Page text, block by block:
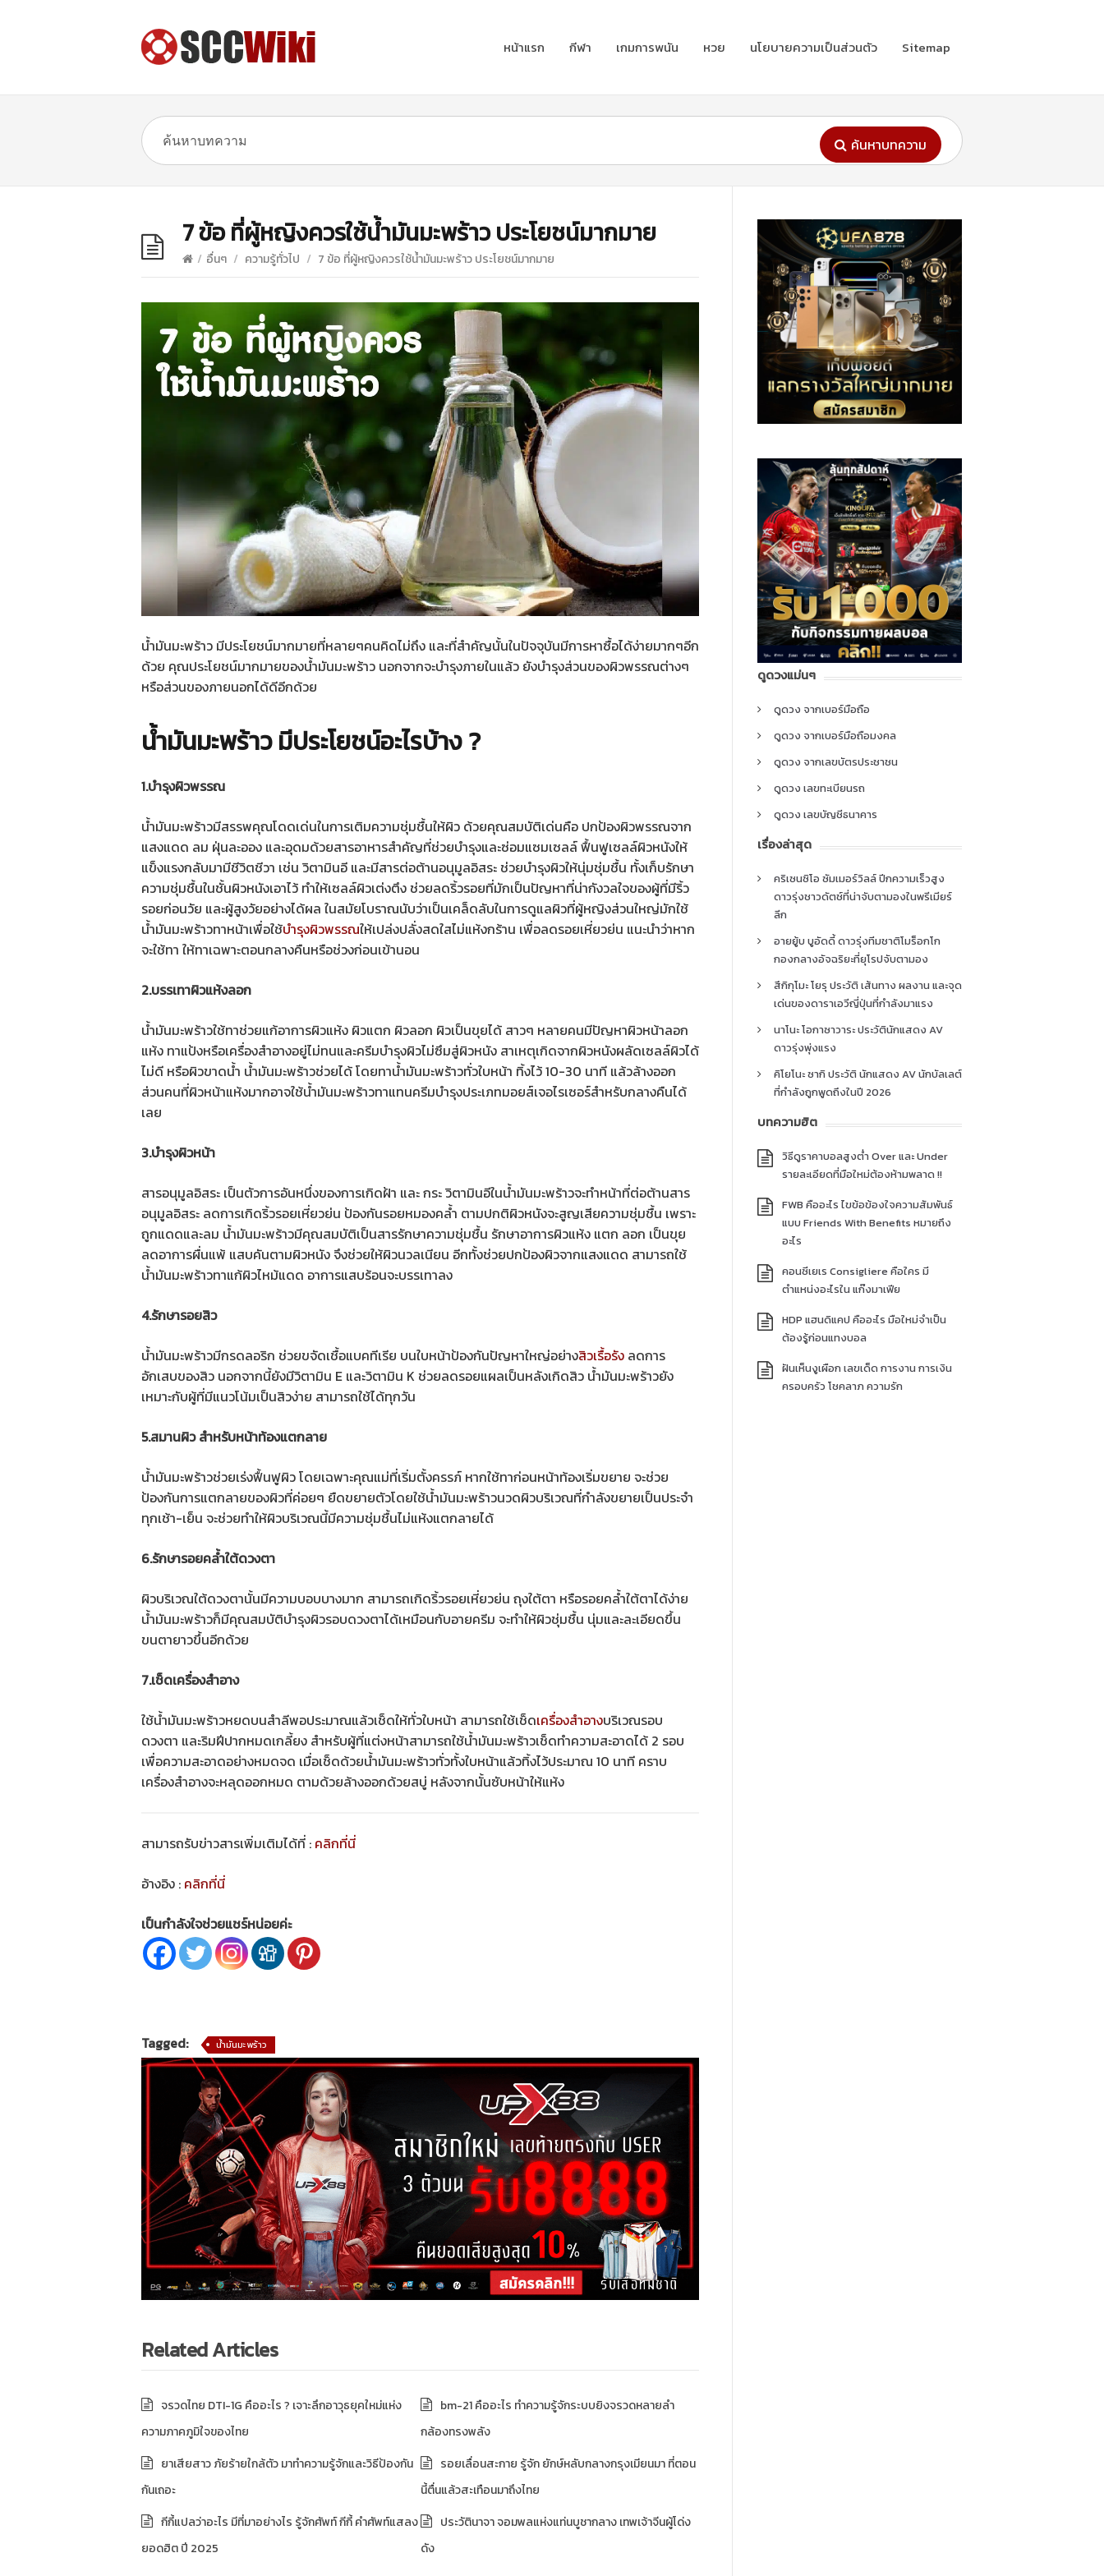
หน้าแรก กีฬา เกมการพนัน หวย นโยบายความเป็นส่วนตัว Sitemap
ค้นหาบทความ
7 ข้อ ที่ผู้หญิงควรใช้น้ำมันมะพร้าว ประโยชน์มากมาย
/ อื่นๆ / ความรู้ทั่วไป / 7 ข้อ ที่ผู้หญิงควรใช้น้ำมันมะพร้าว ประโยชน์มากมาย
น้ำมันมะพร้าว มีประโยชน์มากมายที่หลายๆคนคิดไม่ถึง และที่สำคัญนั้นในปัจจุบันมีการหาซื้อได้ง่ายมากๆอีก
ด้วย คุณประโยชน์มากมายของน้ำมันมะพร้าว นอกจากจะบำรุงภายในแล้ว ยังบำรุงส่วนของผิวพรรณต่างๆ
หรือส่วนของภายนอกได้ดีอีกด้วย
น้ำมันมะพร้าว มีประโยชน์อะไรบ้าง ?
1.บำรุงผิวพรรณ
น้ำมันมะพร้าวมีสรรพคุณโดดเด่นในการเติมความชุ่มชื้นให้ผิว ด้วยคุณสมบัติเด่นคือ ปกป้องผิวพรรณจาก
แสงแดด ลม ฝุ่นละออง และอุดมด้วยสารอาหารสำคัญที่ช่วยบำรุงและซ่อมแซมเซลล์ ฟื้นฟูเซลล์ผิวหนังให้
แข็งแรงกลับมามีชีวิตชีวา เช่น วิตามินอี และมีสารต่อต้านอนุมูลอิสระ ช่วยบำรุงผิวให้นุ่มชุ่มชื้น ทั้งเก็บรักษา
ความชุ่มชื้นในชั้นผิวหนังเอาไว้ ทำให้เซลล์ผิวเต่งตึง ช่วยลดริ้วรอยที่มักเป็นปัญหาที่น่ากังวลใจของผู้ที่มีริ้ว
รอยก่อนวัย และผู้สูงวัยอย่างได้ผล ในสมัยโบราณนับว่าเป็นเคล็ดลับในการดูแลผิวที่ผู้หญิงส่วนใหญ่มักใช้
น้ำมันมะพร้าวทาหน้าเพื่อใช้บำรุงผิวพรรณให้เปล่งปลั่งสดใสไม่แห้งกร้าน เพื่อลดรอยเหี่ยวย่น แนะนำว่าหาก
จะใช้ทา ให้ทาเฉพาะตอนกลางคืนหรือช่วงก่อนเข้านอน
2.บรรเทาผิวแห้งลอก
น้ำมันมะพร้าวใช้ทาช่วยแก้อาการผิวแห้ง ผิวแตก ผิวลอก ผิวเป็นขุยได้ สาวๆ หลายคนมีปัญหาผิวหน้าลอก
แห้ง ทาแป้งหรือเครื่องสำอางอยู่ไม่ทนและครีมบำรุงผิวไม่ซึมสู่ผิวหนัง สาเหตุเกิดจากผิวหนังผลัดเซลล์ผิวได้
ไม่ดี หรือผิวขาดน้ำ น้ำมันมะพร้าวช่วยได้ โดยทาน้ำมันมะพร้าวทั่วใบหน้า ทิ้งไว้ 10-30 นาที แล้วล้างออก
ส่วนคนที่ผิวหน้าแห้งมากอาจใช้น้ำมันมะพร้าวทาแทนครีมบำรุงประเภทมอยส์เจอไรเซอร์สำหรับกลางคืนได้
เลย
3.บำรุงผิวหน้า
สารอนุมูลอิสระ เป็นตัวการอันหนึ่งของการเกิดฝ้า และ กระ วิตามินอีในน้ำมันมะพร้าวจะทำหน้าที่ต่อต้านสาร
อนุมูลอิสระ ลดการเกิดริ้วรอยเหี่ยวย่น ป้องกันรอยหมองคล้ำ ตามปกติผิวหนังจะสูญเสียความชุ่มชื้น เพราะ
ถูกแดดและลม น้ำมันมะพร้าวมีคุณสมบัติเป็นสารรักษาความชุ่มชื้น รักษาอาการผิวแห้ง แตก ลอก เป็นขุย
ลดอาการผื่นแพ้ แสบคันตามผิวหนัง จึงช่วยให้ผิวนวลเนียน อีกทั้งช่วยปกป้องผิวจากแสงแดด สามารถใช้
น้ำมันมะพร้าวทาแก้ผิวไหม้แดด อาการแสบร้อนจะบรรเทาลง
4.รักษารอยสิว
น้ำมันมะพร้าวมีกรดลอริก ช่วยขจัดเชื้อแบคทีเรีย บนใบหน้าป้องกันปัญหาใหญ่อย่างสิวเรื้อรัง ลดการ
อักเสบของสิว นอกจากนี้ยังมีวิตามิน E และวิตามิน K ช่วยลดรอยแผลเป็นหลังเกิดสิว น้ำมันมะพร้าวยัง
เหมาะกับผู้ที่มีแนวโน้มเป็นสิวง่าย สามารถใช้ได้ทุกวัน
5.สมานผิว สำหรับหน้าท้องแตกลาย
น้ำมันมะพร้าวช่วยเร่งฟื้นฟูผิว โดยเฉพาะคุณแม่ที่เริ่มตั้งครรภ์ หากใช้ทาก่อนหน้าท้องเริ่มขยาย จะช่วย
ป้องกันการแตกลายของผิวที่ค่อยๆ ยืดขยายตัวโดยใช้น้ำมันมะพร้าวนวดผิวบริเวณที่กำลังขยายเป็นประจำ
ทุกเช้า-เย็น จะช่วยทำให้ผิวบริเวณนี้มีความชุ่มชื้นไม่แห้งแตกลายได้
6.รักษารอยคล้ำใต้ดวงตา
ผิวบริเวณใต้ดวงตานั้นมีความบอบบางมาก สามารถเกิดริ้วรอยเหี่ยวย่น ถุงใต้ตา หรือรอยคล้ำใต้ตาได้ง่าย
น้ำมันมะพร้าวก็มีคุณสมบัติบำรุงผิวรอบดวงตาได้เหมือนกับอายครีม จะทำให้ผิวชุ่มชื้น นุ่มและละเอียดขึ้น
ขนตายาวขึ้นอีกด้วย
7.เช็ดเครื่องสำอาง
ใช้น้ำมันมะพร้าวหยดบนสำลีพอประมาณแล้วเช็ดให้ทั่วใบหน้า สามารถใช้เช็ดเครื่องสำอางบริเวณรอบ
ดวงตา และริมฝีปากหมดเกลี้ยง สำหรับผู้ที่แต่งหน้าสามารถใช้น้ำมันมะพร้าวเช็ดทำความสะอาดได้ 2 รอบ
เพื่อความสะอาดอย่างหมดจด เมื่อเช็ดด้วยน้ำมันมะพร้าวทั่วทั้งใบหน้าแล้วทิ้งไว้ประมาณ 10 นาที คราบ
เครื่องสำอางจะหลุดออกหมด ตามด้วยล้างออกด้วยสบู่ หลังจากนั้นซับหน้าให้แห้ง
สามารถรับข่าวสารเพิ่มเติมได้ที่ : คลิกที่นี่
อ้างอิง : คลิกที่นี่
เป็นกำลังใจช่วยแชร์หน่อยค่ะ
Tagged: น้ำมันมะพร้าว
Related Articles
จรวดไทย DTI-1G คืออะไร ? เจาะลึกอาวุธยุคใหม่แห่ง
ความภาคภูมิใจของไทย
bm-21 คืออะไร ทำความรู้จักระบบยิงจรวดหลายลำ
กล้องทรงพลัง
ยาเสียสาว ภัยร้ายใกล้ตัว มาทำความรู้จักและวิธีป้องกัน
กันเถอะ
รอยเลื่อนสะกาย รู้จัก ยักษ์หลับกลางกรุงเมียนมา ที่ตอน
นี้ตื่นแล้วสะเทือนมาถึงไทย
กีกี้แปลว่าอะไร มีที่มาอย่างไร รู้จักศัพท์ กีกี้ คำศัพท์แสลง
ยอดฮิต ปี 2025
ประวัตินาจา จอมพลแห่งแท่นบูชากลาง เทพเจ้าจีนผู้โด่ง
ดัง
ดูดวงแม่นๆ
ดูดวง จากเบอร์มือถือ
ดูดวง จากเบอร์มือถือมงคล
ดูดวง จากเลขบัตรประชาชน
ดูดวง เลขทะเบียนรถ
ดูดวง เลขบัญชีธนาคาร
เรื่องล่าสุด
คริเซนซิโอ ซัมเมอร์วิลล์ ปีกความเร็วสูง
ดาวรุ่งชาวดัตช์ที่น่าจับตามองในพรีเมียร์
ลีก
อายยู้บ บูอัดดี้ ดาวรุ่งทีมชาติโมร็อกโก
กองกลางอัจฉริยะที่ยุโรปจับตามอง
สึกิกุโมะ โยรุ ประวัติ เส้นทาง ผลงาน และจุด
เด่นของดาราเอวีญี่ปุ่นที่กำลังมาแรง
นาโนะ โอกาซาวาระ ประวัตินักแสดง AV
ดาวรุ่งพุ่งแรง
คิโยโนะ ซากิ ประวัติ นักแสดง AV นักบัลเลต์
ที่กำลังถูกพูดถึงในปี 2026
บทความฮิต
วิธีดูราคาบอลสูงต่ำ Over และ Under
รายละเอียดที่มือใหม่ต้องห้ามพลาด !!
FWB คืออะไร ไขข้อข้องใจความสัมพันธ์
แบบ Friends With Benefits หมายถึง
อะไร
คอนซีเยเร Consigliere คือใคร มี
ตำแหน่งอะไรใน แก๊งมาเฟีย
HDP แฮนดิแคป คืออะไร มือใหม่จำเป็น
ต้องรู้ก่อนแทงบอล
ฝันเห็นงูเผือก เลขเด็ด การงาน การเงิน
ครอบครัว โชคลาภ ความรัก